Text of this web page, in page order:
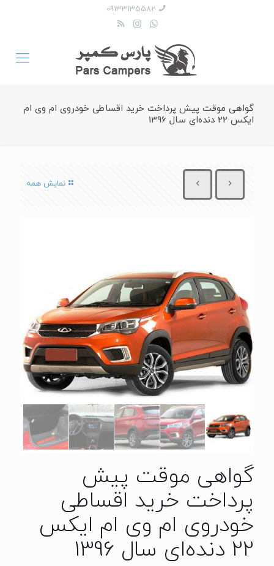
09133135582
گواهی موقت پیش پرداخت خرید اقساطی خودروی ام وی ام
ایکس 22 دنده‌ای سال 1396
نمایش همه
گواهی موقت پیش
پرداخت خرید اقساطی
خودروی ام وی ام ایکس
22 دنده‌ای سال 1396